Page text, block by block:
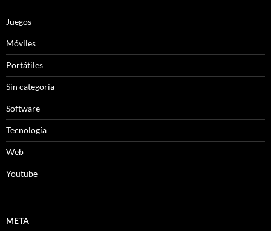
Juegos
Móviles
Portátiles
Sin categoría
Software
Tecnología
Web
Youtube
META